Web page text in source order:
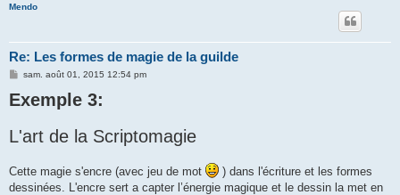
Mendo
Re: Les formes de magie de la guilde
M
s
s
e
sam. août 01, 2015 12:54 pm
Exemple 3:
L'art de la Scriptomagie
Cette magie s'encre (avec jeu de mot
) dans l'écriture et les formes
dessinées. L'encre sert a capter l’énergie magique et le dessin la met en